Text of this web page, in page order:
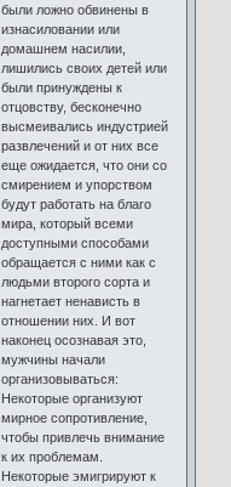
были ложно обвинены в
изнасиловании или
домашнем насилии,
лишились своих детей или
были принуждены к
отцовству, бесконечно
высмеивались индустрией
развлечений и от них все
еще ожидается, что они со
смирением и упорством
будут работать на благо
мира, который всеми
доступными способами
обращается с ними как с
людьми второго сорта и
нагнетает ненависть в
отношении них. И вот
наконец осознавая это,
мужчины начали
организовываться:
Некоторые организуют
мирное сопротивление,
чтобы привлечь внимание
к их проблемам.
Некоторые эмигрируют к